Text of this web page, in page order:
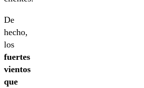
De
hecho,
los
fuertes
vientos
que